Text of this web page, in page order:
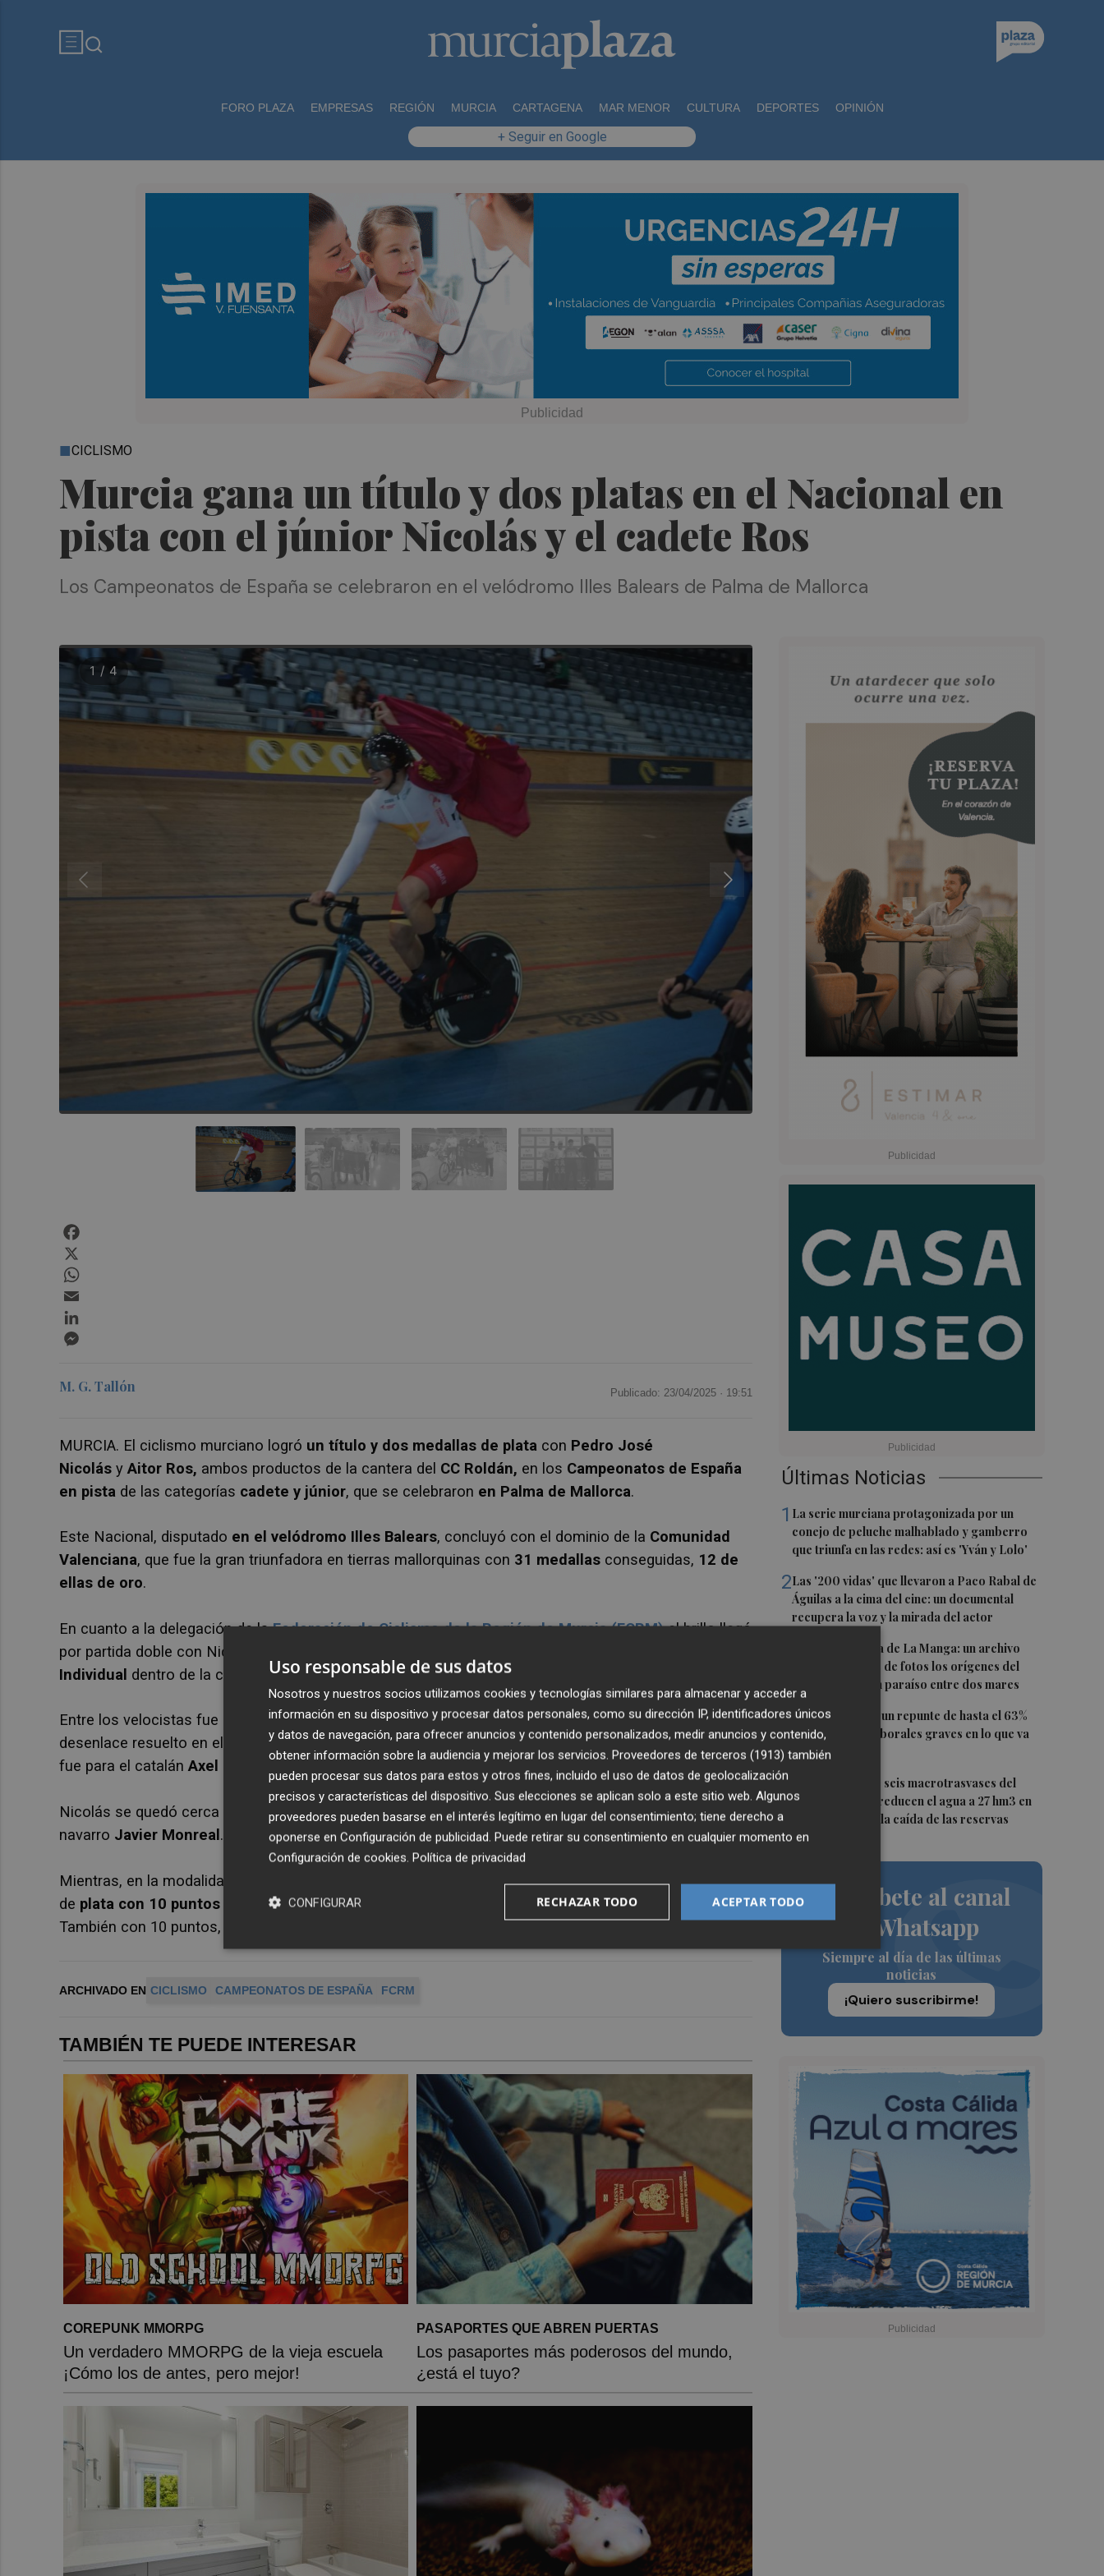
FORO PLAZA EMPRESAS REGIÓN MURCIA CARTAGENA MAR MENOR CULTURA DEPORTES OPINIÓN
+ Seguir en Google
Murcia gana un título y dos platas en el Nacional en
pista con el júnior Nicolás y el cadete Ros
CICLISMO
Los Campeonatos de España se celebraron en el velódromo Illes Balears de Palma de Mallorca
1 / 4
Últimas Noticias
1 La serie murciana protagonizada por un
conejo de peluche malhablado y gamberro
que triunfa en las redes: así es 'Yván y Lolo'
2Las '200 vidas' que llevaron a Paco Rabal de
Águilas a la cima del cine: un documental
recupera la voz y la mirada del actor
Memoria gráfica de La Manga: un archivo
ilustra con miles de fotos los orígenes del
urbanismo en un paraíso entre dos mares
4 La Región sufre un repunte de hasta el 63%
en accidentes laborales graves en lo que va
de año
5
Fin a la racha de seis macrotrasvases del
Tajo al Segura: reducen el agua a 27 hm3 en
septiembre por la caída de las reservas
Suscríbete al canal
de Whatsapp
Siempre al día de las últimas
noticias
¡Quiero suscribirme!
M. G. Tallón Publicado: 23/04/2025 · 19:51
MURCIA. El ciclismo murciano logró un título y dos medallas de plata con Pedro José
Nicolás y Aitor Ros, ambos productos de la cantera del CC Roldán, en los Campeonatos de España
en pista de las categorías cadete y júnior, que se celebraron en Palma de Mallorca.
Este Nacional, disputado en el velódromo Illes Balears, concluyó con el dominio de la Comunidad
Valenciana, que fue la gran triunfadora en tierras mallorquinas con 31 medallas conseguidas, 12 de
ellas de oro.
En cuanto a la delegación de laFederación de Ciclismo de la Región de Murcia (FCRM)el brillo llegó
por partida doble con Nicolás, quien se proclamó
Individual dentro de la categoríajúnior masculinay, además, fuesubcampeón en la de keirin
Entre los velocistas fue el mejor superando en la final al valencianoPepe Arquestras un espectacular
desenlace resuelto en el desempate. De ese modo se hizo con el maillot rojigualdo y la tercera plaza
fue para el catalán Axel Moreno Francesc Llorca
Nicolás se quedó cerca de otro título en la prueba de keirin pero acabó cediendo ante el
navarro Javier Monreal . Pepe Arques cerró el podio.
Mientras, en la modalidad de puntuación en la categoría cadete masculinaRos obtuvo la medalla
de plata con 10 puntos por los 14 que sumó el balear
, quien ganó el metal dorado.
También con 10 puntos, en el tercer puesto, se clasificó el asturianoHugo Delmiro, tercer clasificado.
ARCHIVADO EN CICLISMO CAMPEONATOS DE ESPAÑA FCRM
TAMBIÉN TE PUEDE INTERESAR
COREPUNK MMORPG
Un verdadero MMORPG de la vieja escuela
¡Cómo los de antes, pero mejor!
PASAPORTES QUE ABREN PUERTAS
Los pasaportes más poderosos del mundo,
¿está el tuyo?
Uso responsable de sus datos
Nosotros y nuestros socios utilizamos cookies y tecnologías similares para almacenar y acceder a
información en su dispositivo y procesar datos personales, como su dirección IP, identificadores únicos
y datos de navegación, para ofrecer anuncios y contenido personalizados, medir anuncios y contenido,
obtener información sobre la audiencia y mejorar los servicios. Proveedores de terceros (1913) también
pueden procesar sus datos para estos y otros fines, incluido el uso de datos de geolocalización
precisos y características del dispositivo. Sus elecciones se aplican solo a este sitio web. Algunos
proveedores pueden basarse en el interés legítimo en lugar del consentimiento; tiene derecho a
oponerse en Configuración de publicidad. Puede retirar su consentimiento en cualquier momento en
Configuración de cookies. Política de privacidad
ACEPTAR TODO
RECHAZAR TODO
CONFIGURAR